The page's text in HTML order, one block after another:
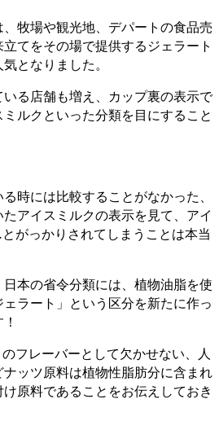
牧場や観光地、デパートの食品売
てをその場で提供するジェラート
となりました。
る店舗も増え、カップ裏の表示で
ルクといった分類を目にすること
時には比較することがなかった、
アイスミルクの表示を見て、アイ
がっかりされてしまうことは本当
本の省令分類には、植物油脂を使
ラート」という区分を新たに作っ
フレーバーとして欠かせない、人
ッツ原料は植物性脂肪分に含まれ
原料であることをお伝えしておき